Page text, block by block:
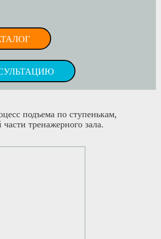
подъема по ступенькам,
тренажерного зала.